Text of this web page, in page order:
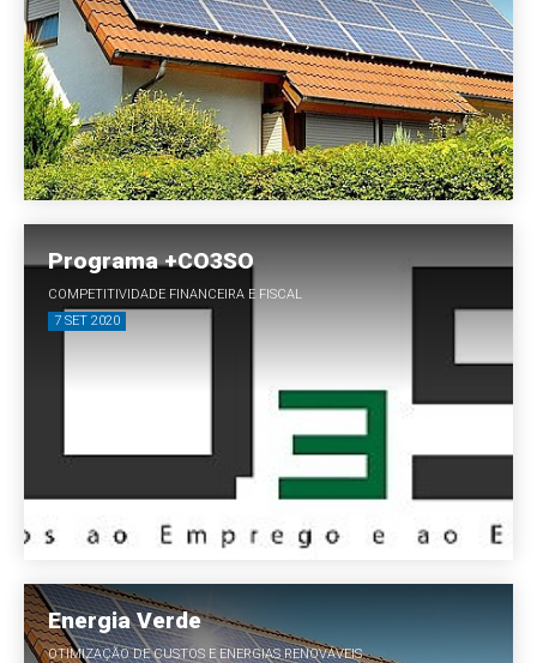
Programa +CO3SO
COMPETITIVIDADE FINANCEIRA E FISCAL
7 SET 2020
Energia Verde
OTIMIZAÇÃO DE CUSTOS E ENERGIAS RENOVÁVEIS